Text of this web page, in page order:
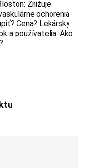
Znižuje
ochorenia
Cena? Lekársky
a používatelia. Ako